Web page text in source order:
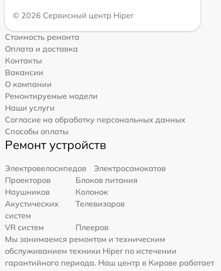
© 2026 Сервисный центр Hiper
Стоимость ремонта
Оплата и доставка
Контакты
Вакансии
О компании
Ремонтируемые модели
Наши услуги
Согласие на обработку персональных данных
Способы оплаты
Ремонт устройств
Электровелосипедов
Электросамокатов
Проекторов
Блоков питания
Наушников
Колонок
Акустических
систем
Телевизоров
VR систем
Плееров
Мы занимаемся ремонтом и техническим
обслуживанием техники Hiper по истечении
гарантийного периода. Наш центр в Кирове работает